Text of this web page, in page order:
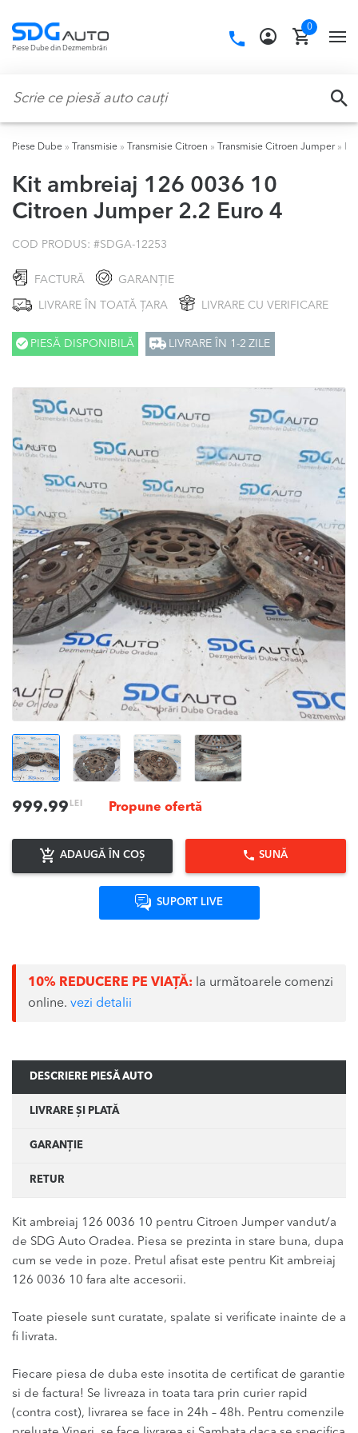
navigation
content
Piese Dube din Dezmembrări
Call
0
Piese Dube » Transmisie » Transmisie Citroen » Transmisie Citroen Jumper»
Kit ambreiaj 126 0036 10
Citroen Jumper 2.2 Euro 4
COD PRODUS: #SDGA-12253
FACTURĂ GARANȚIE
LIVRARE ÎN TOATĂ ȚARA LIVRARE CU VERIFICARE
PIESĂ DISPONIBILĂ LIVRARE ÎN 1-2 ZILE
999.99 LEI Propune ofertă
ADAUGĂ ÎN COȘ SUNĂ
SUPORT LIVE
10% REDUCERE PE VIAȚĂ: la următoarele comenzi
online. vezi detalii
DESCRIERE PIESĂ AUTO
LIVRARE ȘI PLATĂ
GARANȚIE
RETUR
Kit ambreiaj 126 0036 10 pentru Citroen Jumper vandut/a
de SDG Auto Oradea. Piesa se prezinta in stare buna, dupa
cum se vede in poze. Pretul afisat este pentru Kit ambreiaj
126 0036 10 fara alte accesorii.
Toate piesele sunt curatate, spalate si verificate inainte de a
fi livrata.
Fiecare piesa de duba este insotita de certificat de garantie
si de factura! Se livreaza in toata tara prin curier rapid
(contra cost), livrarea se face in 24h – 48h. Pentru comenzile